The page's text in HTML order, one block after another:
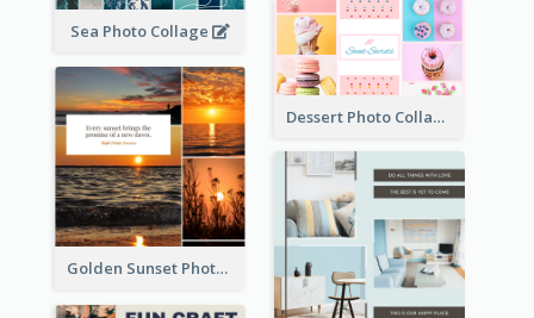
Sea Photo Collage
Dessert Photo Collage
Golden Sunset Photo Collage